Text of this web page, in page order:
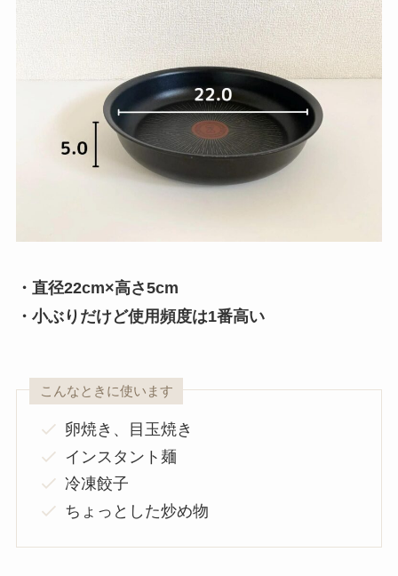
・直径22cm×高さ5cm
・小ぶりだけど使用頻度は1番高い
こんなときに使います
卵焼き、目玉焼き
インスタント麺
冷凍餃子
ちょっとした炒め物